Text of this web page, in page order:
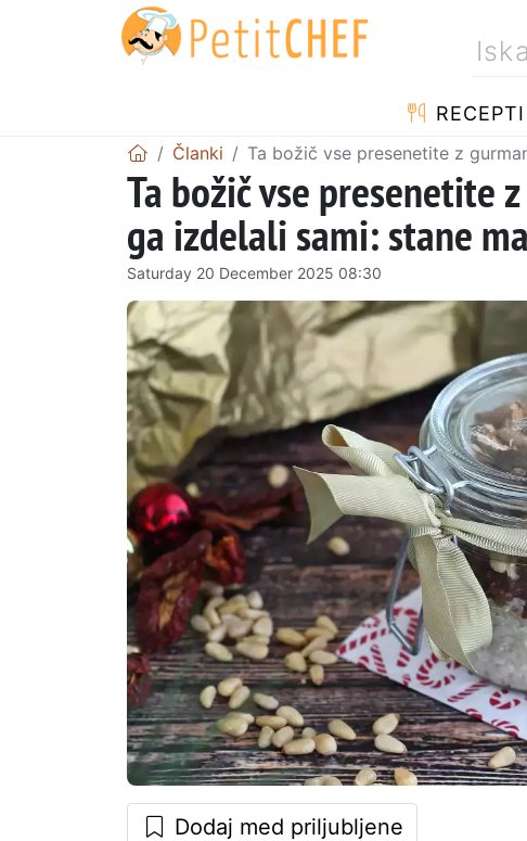
RECEPTI
Članki Ta božič vse presenetite z
Ta božič vse presenetite
ga izdelali sami: stane
Saturday 20 December 2025 08:30
Dodaj med priljubljene